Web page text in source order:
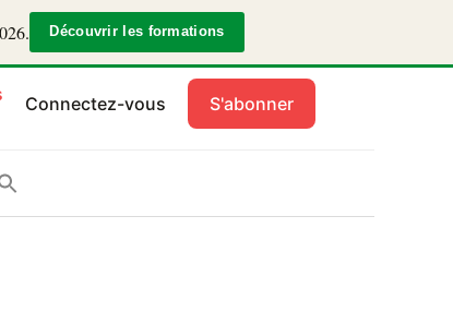
Découvrir les formations
Connectez-vous S'abonner